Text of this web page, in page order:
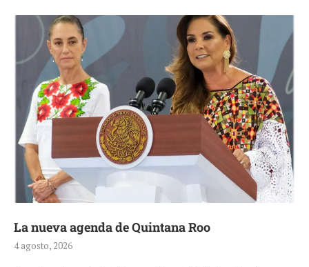
La nueva agenda de Quintana Roo
4 agosto, 2026